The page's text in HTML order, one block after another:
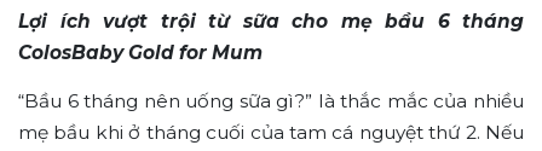
Lợi ích vượt trội từ sữa cho mẹ bầu 6 tháng
ColosBaby Gold for Mum
“Bầu 6 tháng nên uống sữa gì?” là thắc mắc của nhiều
mẹ bầu khi ở tháng cuối của tam cá nguyệt thứ 2. Nếu